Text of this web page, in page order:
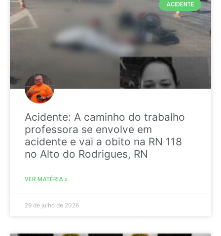
ACIDENTE
Acidente: A caminho do trabalho
professora se envolve em
acidente e vai a obito na RN 118
no Alto do Rodrigues, RN
VER MATÉRIA »
29 de julho de 2026